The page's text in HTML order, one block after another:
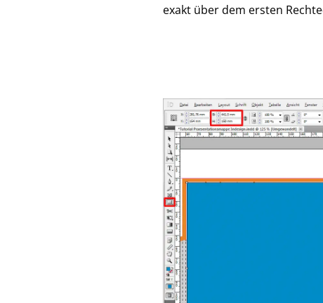
exakt über dem ersten